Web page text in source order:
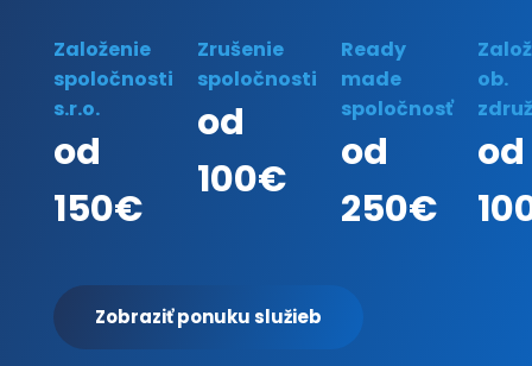
Založenie
spoločnosti
s.r.o.
od
150€
Zrušenie
spoločnosti
od
100€
Ready
made
spoločnosť
od
250€
ob.
od
Zobraziť ponuku služieb